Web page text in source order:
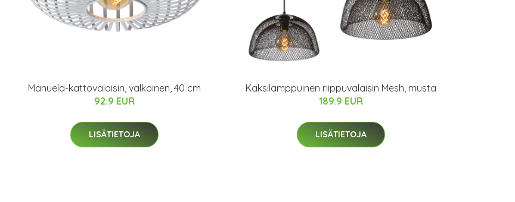
Manuela-kattovalaisin, valkoinen, 40 cm
92.9 EUR
LISÄTIETOJA
Kaksilamppuinen riippuvalaisin Mesh, musta
189.9 EUR
LISÄTIETOJA